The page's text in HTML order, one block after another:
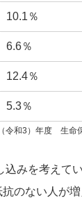
10.1％
6.6％
12.4％
5.3％
令和3）年度 生命
みを考えて
のない人が